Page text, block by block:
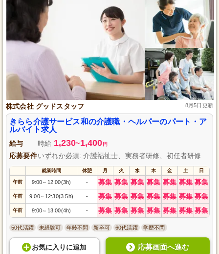
株式会社 グッドスタッフ 8月5日更新
きらら介護サービス和の介護職・ヘルパーのパート・ア
ルバイト求人
給与 時給 1,230~1,400 円
応募要件いずれか必須: 介護福祉士、実務者研修、初任者研修
就業時間 休憩 月 火 水 木 金 土 日
午前 9:00～ 12:00(3h) - 募集 募集 募集 募集 募集 募集 募集
午前 9:00～ 12:30(3.5h) - 募集 募集 募集 募集 募集 募集 募集
午前 9:00～ 13:00(4h) - 募集 募集 募集 募集 募集 募集 募集
50代活躍 未経験可 年齢不問 新卒可 60代活躍 学歴不問
お気に入り に追加 応募画面へ進む